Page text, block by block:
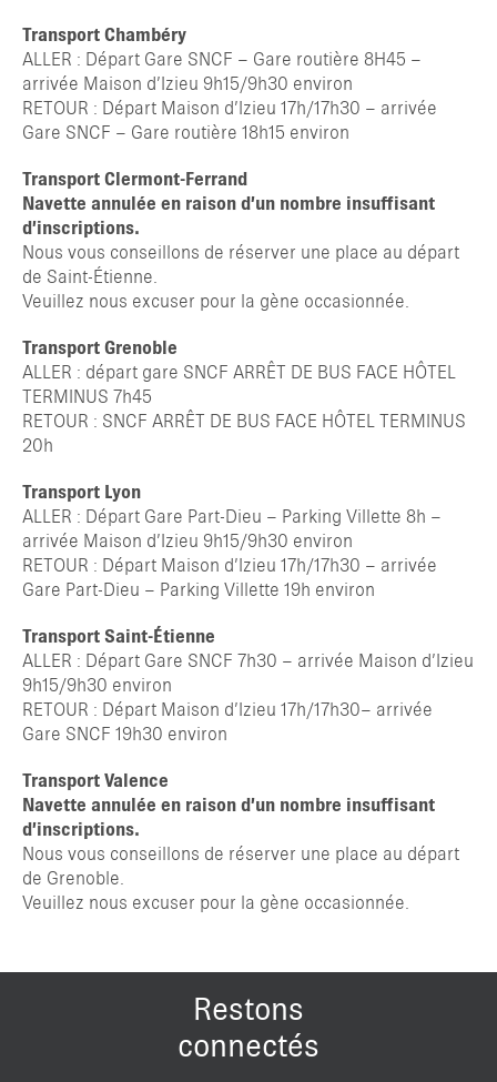
Transport Chambéry
ALLER : Départ Gare SNCF – Gare routière 8H45 –
arrivée Maison d’Izieu 9h15/9h30 environ
RETOUR : Départ Maison d’Izieu 17h/17h30 – arrivée
Gare SNCF – Gare routière 18h15 environ
Transport Clermont-Ferrand
Navette annulée en raison d’un nombre insuffisant
d’inscriptions.
Nous vous conseillons de réserver une place au départ
de Saint-Étienne.
Veuillez nous excuser pour la gène occasionnée.
Transport Grenoble
ALLER : départ gare SNCF ARRÊT DE BUS FACE HÔTEL
TERMINUS 7h45
RETOUR : SNCF ARRÊT DE BUS FACE HÔTEL TERMINUS
20h
Transport Lyon
ALLER : Départ Gare Part-Dieu – Parking Villette 8h –
arrivée Maison d’Izieu 9h15/9h30 environ
RETOUR : Départ Maison d’Izieu 17h/17h30 – arrivée
Gare Part-Dieu – Parking Villette 19h environ
Transport Saint-Étienne
ALLER : Départ Gare SNCF 7h30 – arrivée Maison d’Izieu
9h15/9h30 environ
RETOUR : Départ Maison d’Izieu 17h/17h30– arrivée
Gare SNCF 19h30 environ
Transport Valence
Navette annulée en raison d’un nombre insuffisant
d’inscriptions.
Nous vous conseillons de réserver une place au départ
de Grenoble.
Veuillez nous excuser pour la gène occasionnée.
Restons
connectés